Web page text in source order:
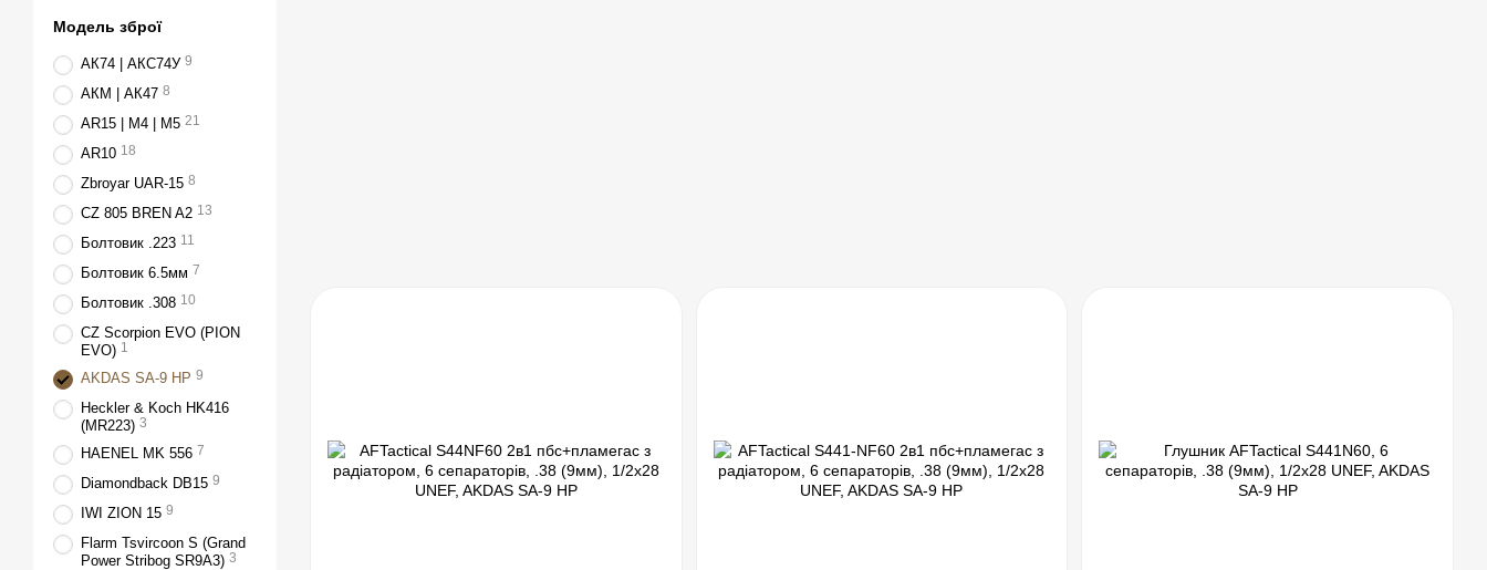
Модель зброї
АК74 | АКС74У 9
АКМ | АК47 8
AR15 | M4 | M5 21
AR10 18
Zbroyar UAR-15 8
CZ 805 BREN A2 13
Болтовик .223 11
Болтовик 6.5мм 7
Болтовик .308 10
CZ Scorpion EVO (PION
EVO) 1
AKDAS SA-9 HP 9
Heckler & Koch HK416
(MR223) 3
HAENEL MK 556 7
Diamondback DB15 9
IWI ZION 15 9
Flarm Tsvircoon S (Grand
Power Stribog SR9A3) 3